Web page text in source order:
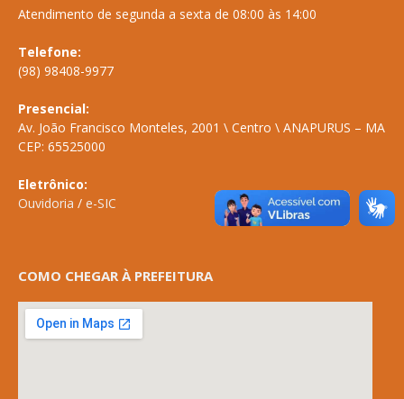
Atendimento de segunda a sexta de 08:00 às 14:00
Telefone:
(98) 98408-9977
Presencial:
Av. João Francisco Monteles, 2001 \ Centro \ ANAPURUS – MA
CEP: 65525000
Eletrônico:
Ouvidoria / e-SIC
COMO CHEGAR À PREFEITURA